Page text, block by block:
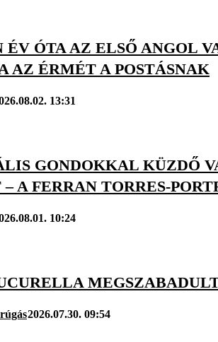
ÉV ÓTA AZ ELSŐ ANGOL
AZ ÉRMÉT A POSTÁSNAK
13:31
GONDOKKAL KÜZDŐ
A FERRAN TORRES-
10:24
2026.07.30. 09:54